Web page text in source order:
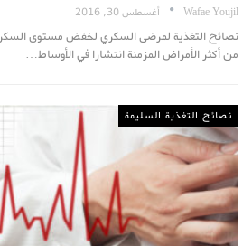
Wafae Youjil أغسطس 30, 2016
نصائح التغذية لمرضى السكري لخفض مستوى
من أكثر الأمراض المزمنة انتشارا في الأوساط…
نصائح التغذية السليمة